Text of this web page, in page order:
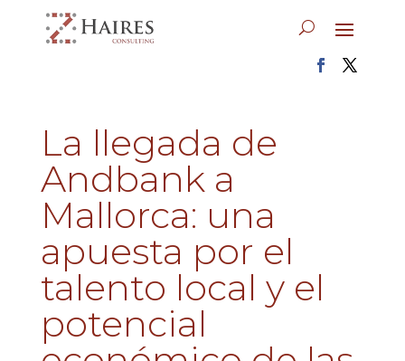
La llegada de
Andbank a
Mallorca: una
apuesta por el
talento local y el
potencial